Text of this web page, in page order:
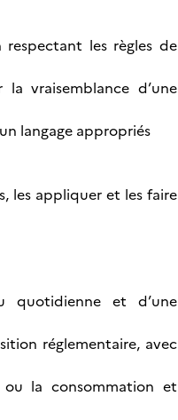
les règles de
vraisemblance d’une
langage appropriés
les appliquer et les faire
quotidienne et d’une
réglementaire, avec
la consommation et